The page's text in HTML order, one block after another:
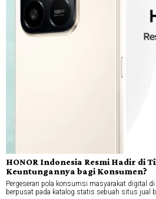
HONOR Indonesia Resmi Hadir di
Keuntungannya bagi Konsumen?
Pergeseran pola konsumsi masyarakat digital
berpusat pada katalog statis sebuah situs jual